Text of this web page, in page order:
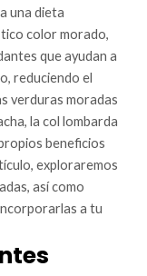
una dieta
color morado,
que ayudan a
reduciendo el
verduras moradas
la col lombarda
beneficios
exploraremos
así como
a tu